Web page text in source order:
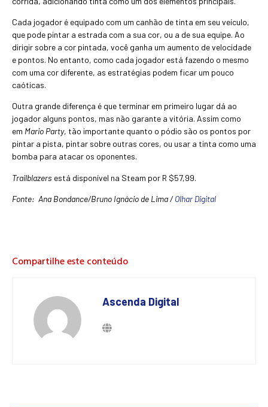
Cada jogador é equipado com um canhão de tinta em seu veículo,
que pode pintar a estrada com a sua cor, ou a de sua equipe. Ao
dirigir sobre a cor pintada, você ganha um aumento de velocidade
e pontos. No entanto, como cada jogador está fazendo o mesmo
com uma cor diferente, as estratégias podem ficar um pouco
caóticas.
Outra grande diferença é que terminar em primeiro lugar dá ao
jogador alguns pontos, mas não garante a vitória. Assim como
em Mario Party, tão importante quanto o pódio são os pontos por
pintar a pista, pintar sobre outras cores, ou usar a tinta como uma
bomba para atacar os oponentes.
Trailblazers está disponível na Steam por R $57,99.
Fonte: Ana Bondance/Bruno Ignácio de Lima /Olhar Digital
Compartilhe este conteúdo
Ascenda Digital